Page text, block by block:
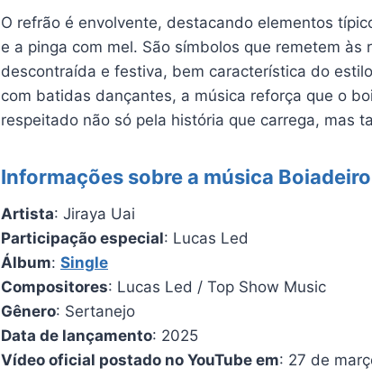
O refrão é envolvente, destacando elementos
e a pinga com mel. São símbolos que remetem
descontraída e festiva, bem característica do
com batidas dançantes, a música reforça que o
respeitado não só pela história que carrega, mas
Informações sobre a música Boiadeiro
Artista: Jiraya Uai
Participação especial: Lucas Led
Álbum: Single
Compositores: Lucas Led / Top Show Music
Gênero: Sertanejo
Data de lançamento: 2025
Vídeo oficial postado no YouTube em: 27 de